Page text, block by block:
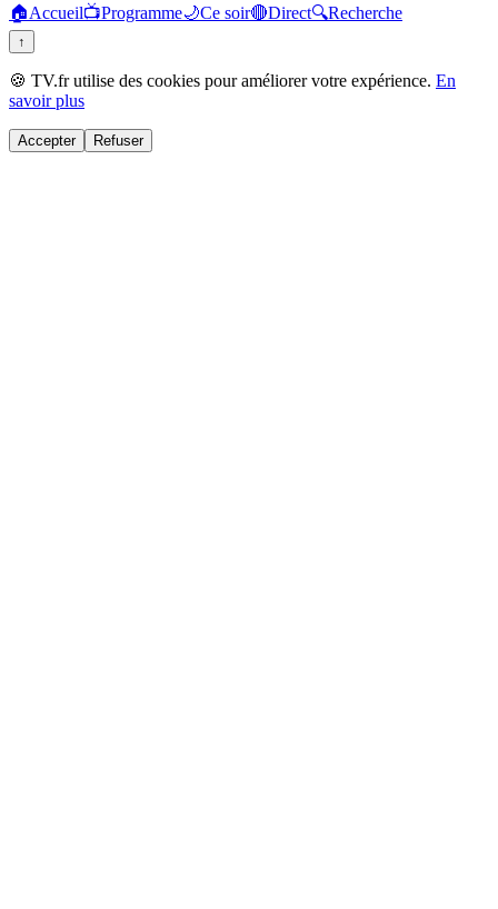
🏠Accueil📺Programme🌙Ce soir🔴Direct🔍Recherche
↑
🍪 TV.fr utilise des cookies pour améliorer votre expérience. En
savoir plus
Accepter Refuser